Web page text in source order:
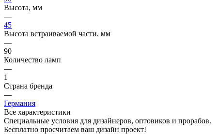
Высота, мм
—
45
Высота встраиваемой части, мм
—
90
Количество ламп
—
1
Страна бренда
—
Германия
Все характеристики
Специальные условия для дизайнеров, оптовиков и прорабов.
Бесплатно просчитаем ваш дизайн проект!